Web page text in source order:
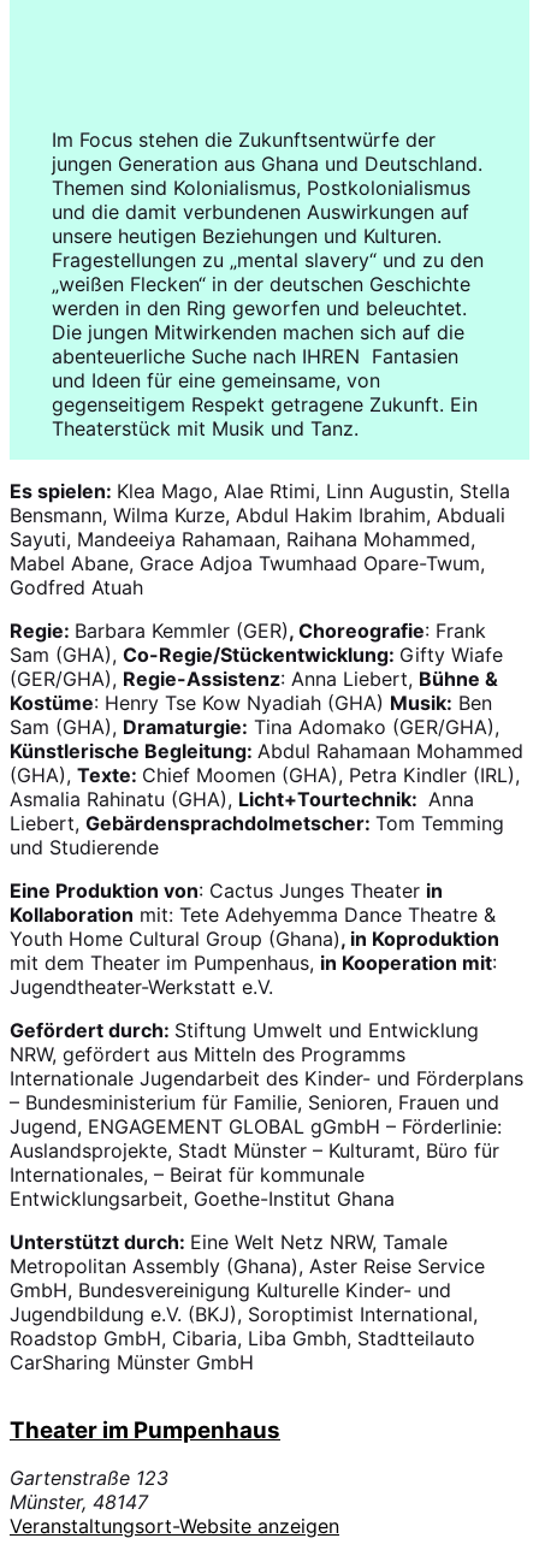
Im Focus stehen die Zukunftsentwürfe der
jungen Generation aus Ghana und Deutschland.
Themen sind Kolonialismus, Postkolonialismus
und die damit verbundenen Auswirkungen auf
unsere heutigen Beziehungen und Kulturen.
Fragestellungen zu „mental slavery“ und zu den
„weißen Flecken“ in der deutschen Geschichte
werden in den Ring geworfen und beleuchtet.
Die jungen Mitwirkenden machen sich auf die
abenteuerliche Suche nach IHREN Fantasien
und Ideen für eine gemeinsame, von
gegenseitigem Respekt getragene Zukunft. Ein
Theaterstück mit Musik und Tanz.
Es spielen: Klea Mago, Alae Rtimi, Linn Augustin, Stella
Bensmann, Wilma Kurze, Abdul Hakim Ibrahim, Abduali
Sayuti, Mandeeiya Rahamaan, Raihana Mohammed,
Mabel Abane, Grace Adjoa Twumhaad Opare-Twum,
Godfred Atuah
Regie: Barbara Kemmler (GER), Choreografie: Frank
Sam (GHA), Co-Regie/Stückentwicklung: Gifty Wiafe
(GER/GHA), Regie-Assistenz: Anna Liebert, Bühne &
Kostüme: Henry Tse Kow Nyadiah (GHA) Musik: Ben
Sam (GHA), Dramaturgie: Tina Adomako (GER/GHA),
Künstlerische Begleitung: Abdul Rahamaan Mohammed
(GHA), Texte: Chief Moomen (GHA), Petra Kindler (IRL),
Asmalia Rahinatu (GHA), Licht+Tourtechnik: Anna
Liebert, Gebärdensprachdolmetscher: Tom Temming
und Studierende
Eine Produktion von: Cactus Junges Theater in
Kollaboration mit: Tete Adehyemma Dance Theatre &
Youth Home Cultural Group (Ghana), in Koproduktion
mit dem Theater im Pumpenhaus, in Kooperation mit:
Jugendtheater-Werkstatt e.V.
Gefördert durch: Stiftung Umwelt und Entwicklung
NRW, gefördert aus Mitteln des Programms
Internationale Jugendarbeit des Kinder- und Förderplans
– Bundesministerium für Familie, Senioren, Frauen und
Jugend, ENGAGEMENT GLOBAL gGmbH – Förderlinie:
Auslandsprojekte, Stadt Münster – Kulturamt, Büro für
Internationales, – Beirat für kommunale
Entwicklungsarbeit, Goethe-Institut Ghana
Unterstützt durch: Eine Welt Netz NRW, Tamale
Metropolitan Assembly (Ghana), Aster Reise Service
GmbH, Bundesvereinigung Kulturelle Kinder- und
Jugendbildung e.V. (BKJ), Soroptimist International,
Roadstop GmbH, Cibaria, Liba Gmbh, Stadtteilauto
CarSharing Münster GmbH
Theater im Pumpenhaus
Gartenstraße 123
Münster, 48147
Veranstaltungsort-Website anzeigen